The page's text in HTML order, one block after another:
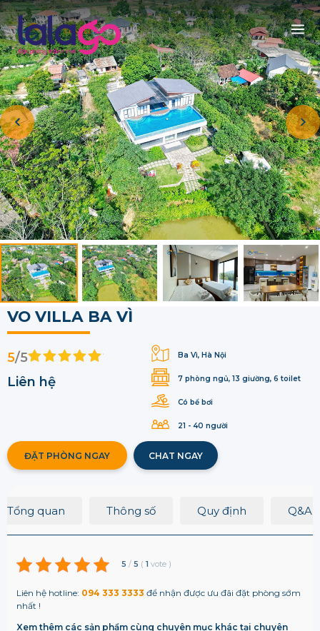
VO VILLA BA VÌ
Ba Vì, Hà Nội
7 phòng ngủ, 13 giường, 6 toilet
Có bể bơi
21 - 40 người
5/5
Liên hệ
ĐẶT PHÒNG NGAY CHAT NGAY
Tổng quan Thông số Quy định Q&A
5 / 5 ( 1 vote )
Liên hệ hotline: 094 333 3333 để nhận được ưu đãi đặt phòng sớm
nhất !
Xem thêm các sản phẩm cùng chuyên mục khác tại chuyên